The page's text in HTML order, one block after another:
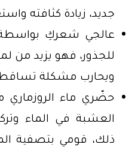
جديد، زيادة كثافته
عالجي شعركِ بواسطة
للجذور، فهو يزيد من
ويحارب مشكلة
حضّري ماء الروزماري
العشبة في الماء
ذلك، قومي بتصفية